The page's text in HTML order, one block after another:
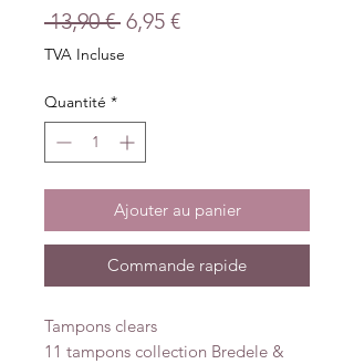
13,90 € Prix
original
6,95 €Prix
TVA Incluse
Quantité *
Ajouter au panier
Commande rapide
Tampons clears
11 tampons collection Bredele &